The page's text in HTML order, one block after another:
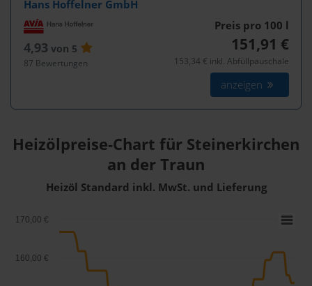
Hans Hoffelner GmbH
4,93 von 5
87 Bewertungen
Preis pro 100 l
151,91 €
153,34 € inkl. Abfüllpauschale
anzeigen
Heizölpreise-Chart für Steinerkirchen
an der Traun
Heizöl Standard inkl. MwSt. und Lieferung
160,00 €
170,00 €